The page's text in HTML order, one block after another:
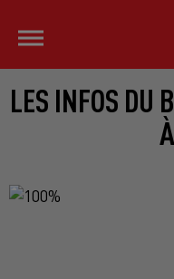
LES INFOS DU